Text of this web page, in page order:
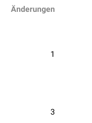
Änderungen
1
3